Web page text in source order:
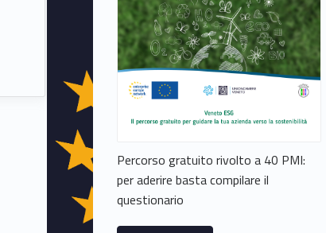
Percorso gratuito rivolto a 40 PMI:
per aderire basta compilare il
questionario